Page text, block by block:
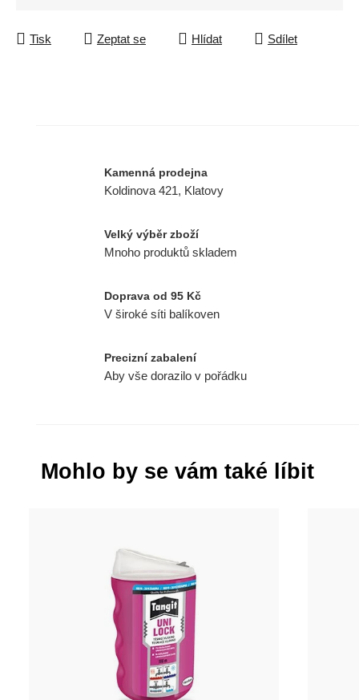
Tisk Zeptat se Hlídat Sdílet
Kamenná prodejna
Koldinova 421, Klatovy
Velký výběr zboží
Mnoho produktů skladem
Doprava od 95 Kč
V široké síti balíkoven
Precizní zabalení
Aby vše dorazilo v pořádku
Mohlo by se vám také líbit